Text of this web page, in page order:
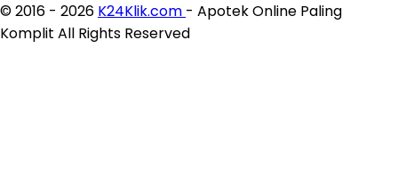
© 2016 - 2026 K24Klik.com - Apotek Online Paling
Komplit All Rights Reserved